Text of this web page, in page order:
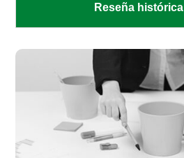
Reseña histórica